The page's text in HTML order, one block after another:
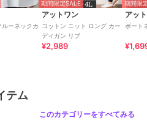
10.5cm
ルーネックカ
期間限定SALE
アットワン
コットン ニット ロング カー
ディガン リブ
¥2,989
期間限
アッ
ボート
テム
このカテゴリーをすべてみる